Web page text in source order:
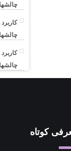
کوتاه